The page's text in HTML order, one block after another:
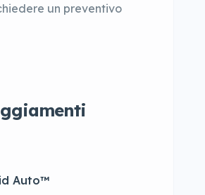
un preventivo
Auto™